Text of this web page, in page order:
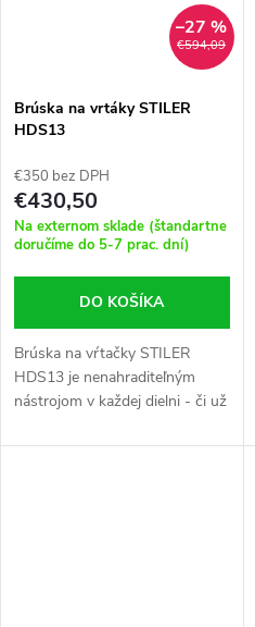
€594,09
–27 %
Brúska na vrtáky STILER
HDS13
€350 bez DPH
€430,50
Na externom sklade (štandartne
doručíme do 5-7 prac. dní)
DO KOŠÍKA
Brúska na vŕtačky STILER
HDS13 je nenahraditeľným
nástrojom v každej dielni - či už
kutil .